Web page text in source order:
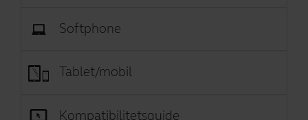
Softphone
Tablet/mobil
Kompatibilitetsguide